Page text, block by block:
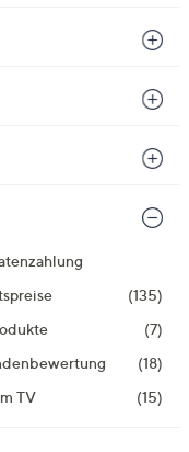
(135)
(7)
(18)
TV
(15)